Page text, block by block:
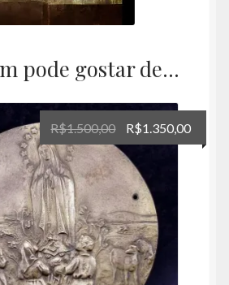
pode gostar de…
R$1.500,00
O
preço
original
era:
R$1.500,00.
R$1.350,00O
preço